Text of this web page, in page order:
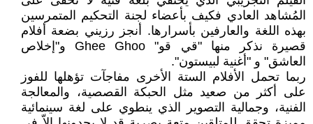
المُشاهد العادي فكيف بأعضاء لجنة التحكيم المتمرسين
بهذه اللغة والعارفين بأسرارها. أنجز رزيني بضعة أفلام
قصيرة نذكر منها "قي قو" Ghee Ghoo و"إخلاص
العاشق" و "أغنية لبيستون".
ربما تحمل الأفلام الستة الأخرى مفاجآت تؤهلها للفوز
على أكثر من صعيد مثل الحبكة القصصية، والمعالجة
الفنية، وجمالية التصوير الذي ينطوي على لغة سينمائية